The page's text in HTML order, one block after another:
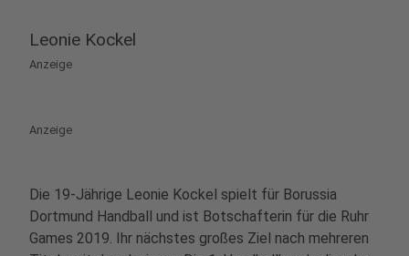
Leonie Kockel
Anzeige
Anzeige
Die 19-Jährige Leonie Kockel spielt für Borussia
Dortmund Handball und ist Botschafterin für die Ruhr
Games 2019. Ihr nächstes großes Ziel nach mehreren